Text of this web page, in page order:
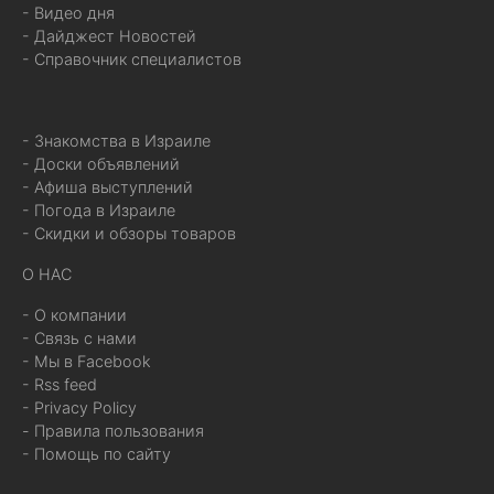
- Видео дня
- Дайджест Новостей
- Справочник специалистов
- Знакомства в Израиле
- Доски объявлений
- Афиша выступлений
- Погода в Израиле
- Скидки и обзоры товаров
О НАС
- О компании
- Связь с нами
- Мы в Facebook
- Rss feed
- Privacy Policy
- Правила пользования
- Помощь по сайту